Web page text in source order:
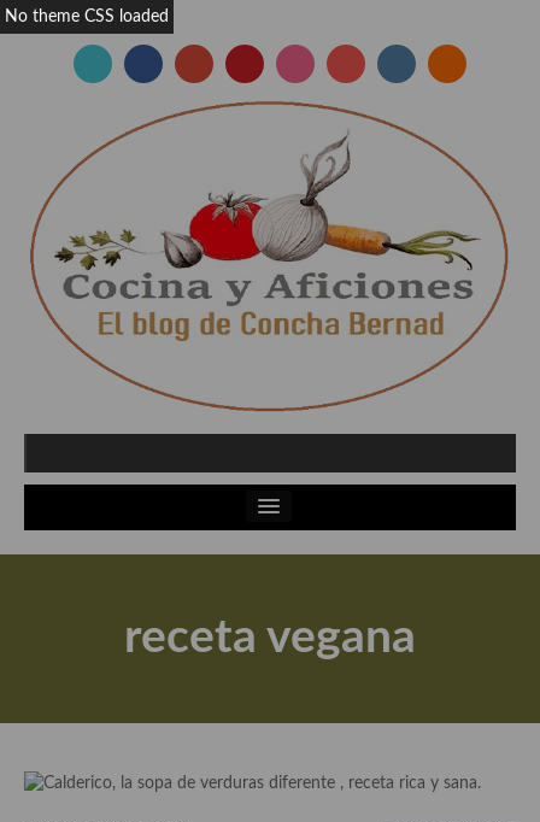
Actualidad y recomendaciones
Apuntes, estudios sobre temas interesantes e importantes
Flores en la cocina recetas
receta vegana
No theme CSS loaded